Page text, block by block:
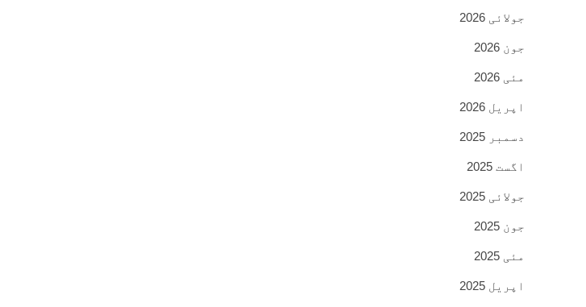
جولائی 2026
جون 2026
مئی 2026
اپریل 2026
دسمبر 2025
اگست 2025
جولائی 2025
جون 2025
مئی 2025
اپریل 2025